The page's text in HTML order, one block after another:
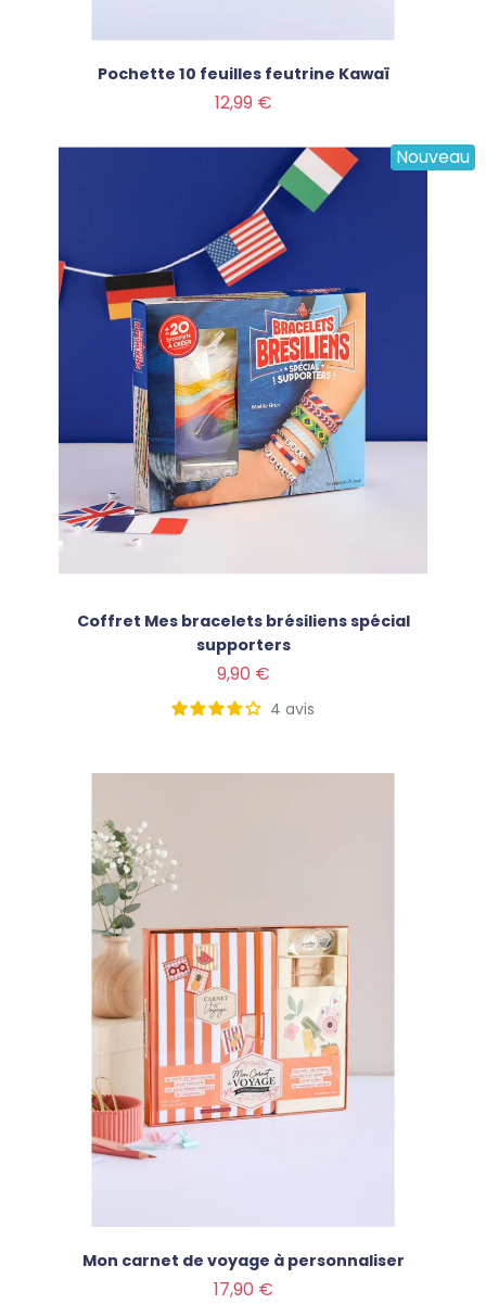
Pochette 10 feuilles feutrine Kawaï
12,99 €
Nouveau
Coffret Mes bracelets brésiliens spécial
supporters
9,90 €
4 avis
Mon carnet de voyage à personnaliser
17,90 €